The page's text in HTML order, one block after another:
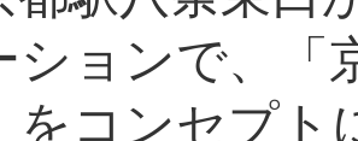
ションで、「
をコンセプト